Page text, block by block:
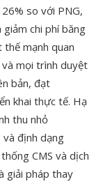
so với PNG,
chi phí băng
mạnh quan
mọi trình duyệt
bản, đạt
khai thực tế. Hạ
thu nhỏ
định dạng
CMS và dịch
giải pháp thay